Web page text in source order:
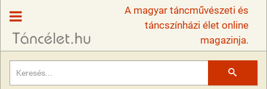
A magyar táncművészeti és
táncszínházi élet online
magazinja.